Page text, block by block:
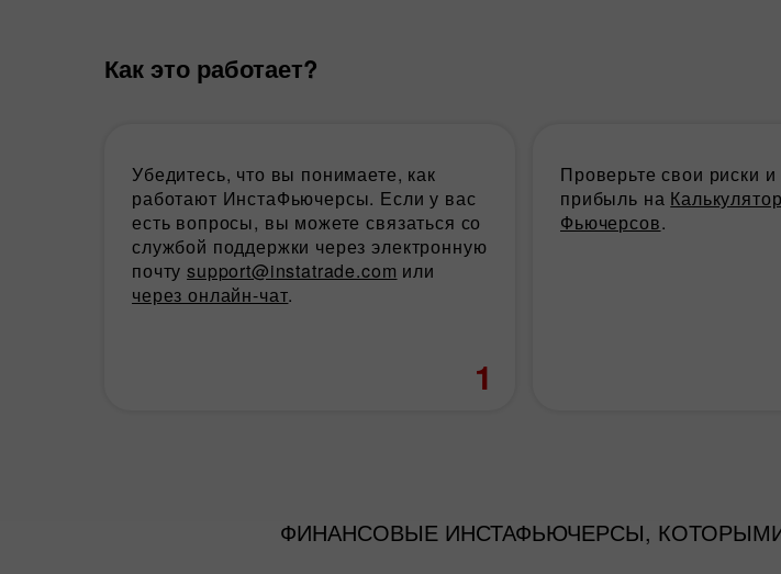
Как это работает?
Убедитесь, что вы понимаете, как
работают ИнстаФьючерсы. Если у вас
есть вопросы, вы можете связаться со
службой поддержки через электронную
почтуsupport@instatrade.com или
через онлайн-чат.
1
Проверьте свои риски
прибыль на
Фьючерсов.
ФИНАНСОВЫЕ ИНСТАФЬЮЧЕРСЫ,